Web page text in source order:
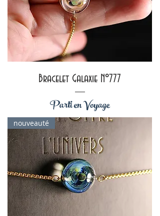
Bracelet Galaxie N°777
Parti en Voyage
nouveauté